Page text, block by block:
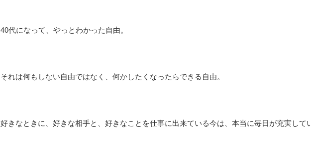
40代になって、やっとわかった自由。
それは何もしない自由ではなく、何かしたくなったらできる自由。
好きなときに、好きな相手と、好きなことを仕事に出来ている今は、本当に毎日が充実して